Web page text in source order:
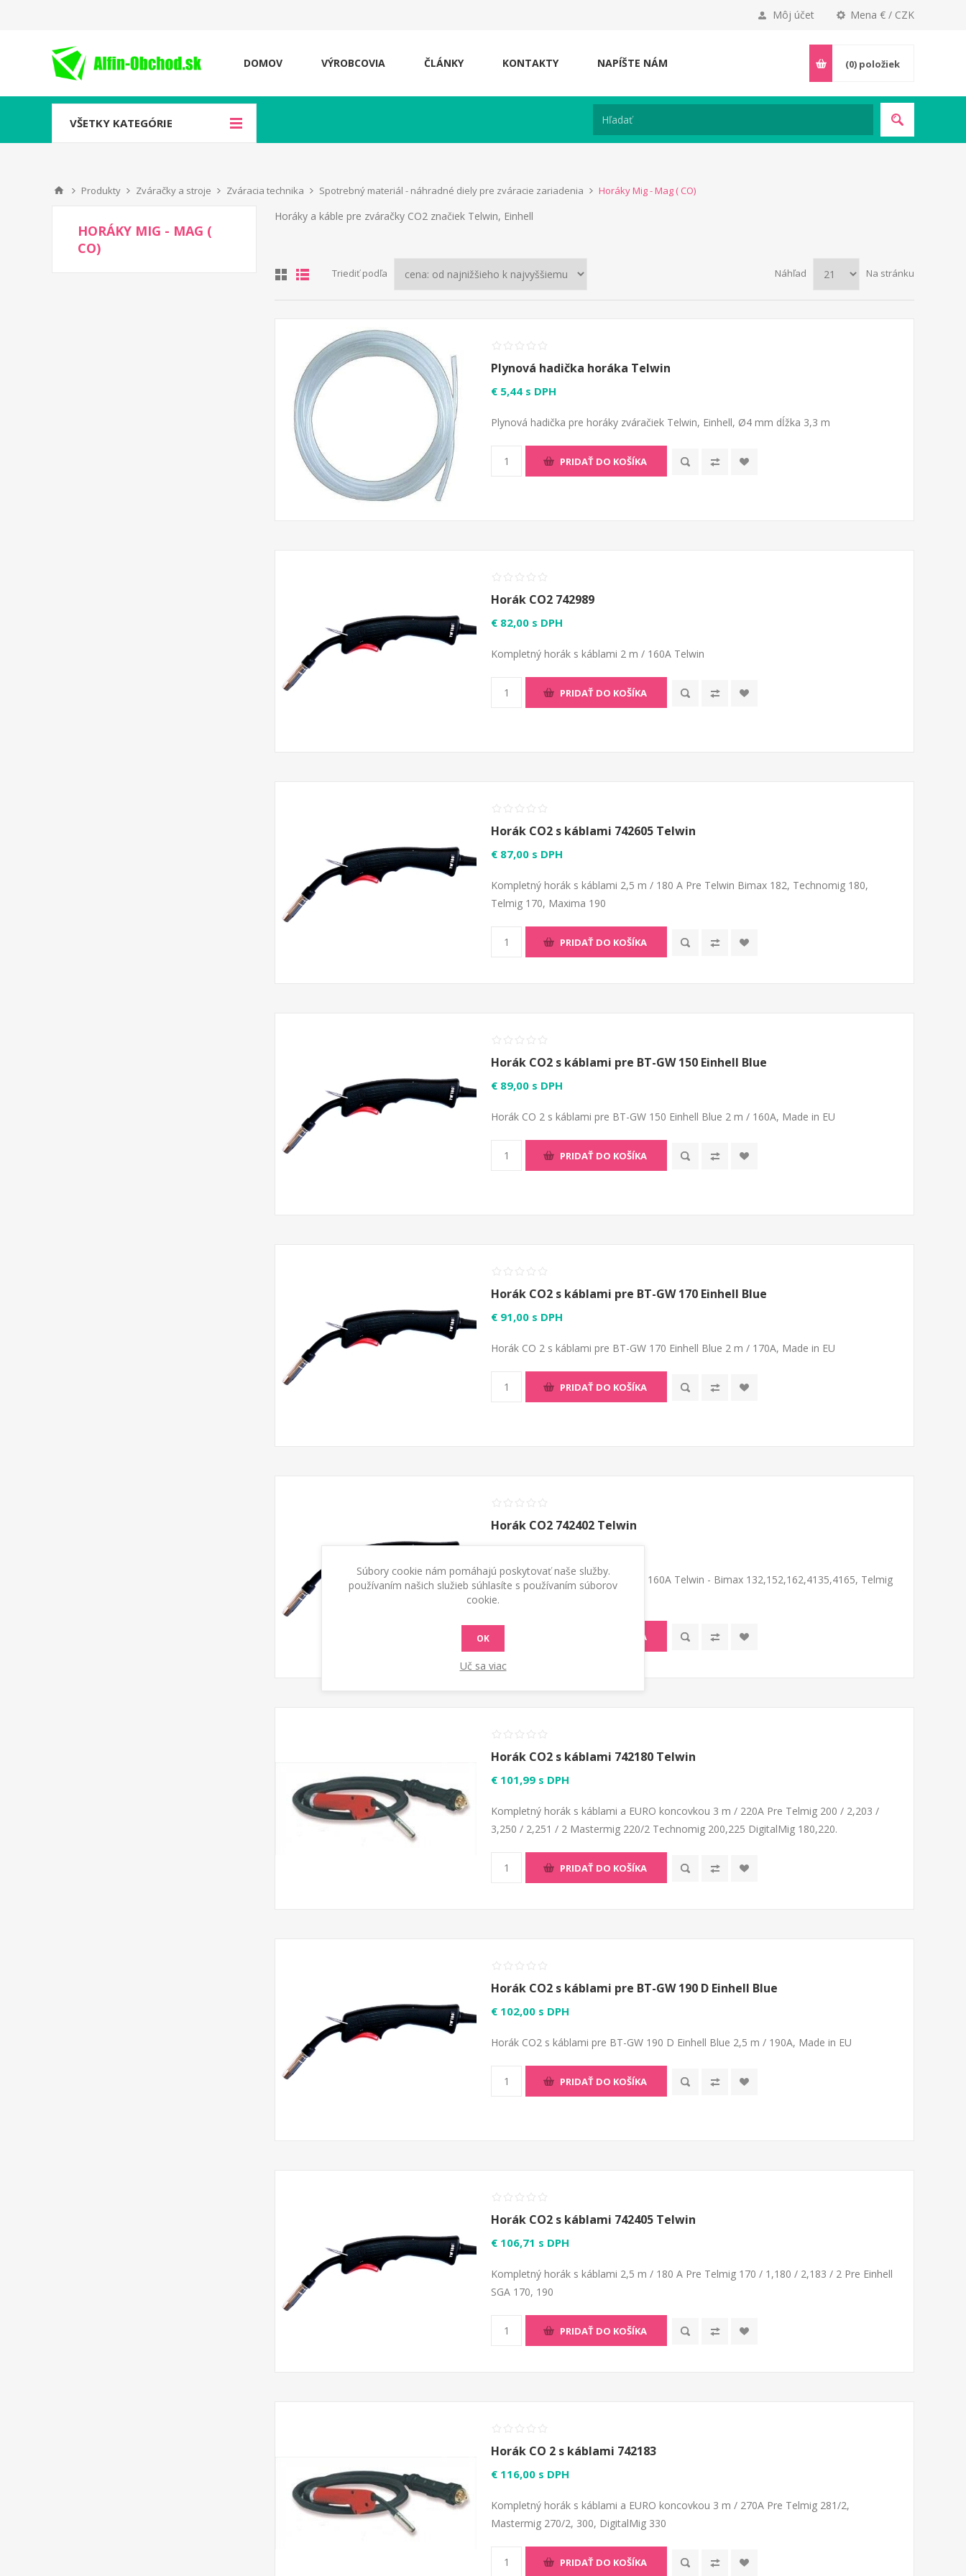
Mena € / CZK
Môj účet
DOMOV VÝROBCOVIA ČLÁNKY KONTAKTY NAPÍŠTE NÁM (0) položiek
VŠETKY KATEGÓRIE
Produkty Zváračky a stroje Zváracia technika Spotrebný materiál - náhradné diely pre zváracie zariadenia Horáky Mig - Mag ( CO)
Horáky a káble pre zváračky CO2 značiek Telwin, Einhell
Triediť podľa Náhľad Na stránku
Plynová hadička horáka Telwin
€ 5,44 s DPH
Plynová hadička pre horáky zváračiek Telwin, Einhell, Ø4 mm dĺžka 3,3 m
PRIDAŤ DO KOŠÍKA
Horák CO2 742989
€ 82,00 s DPH
Kompletný horák s káblami 2 m / 160A Telwin
PRIDAŤ DO KOŠÍKA
Horák CO2 s káblami 742605 Telwin
€ 87,00 s DPH
Kompletný horák s káblami 2,5 m / 180 A Pre Telwin Bimax 182, Technomig 180,
Telmig 170, Maxima 190
PRIDAŤ DO KOŠÍKA
Horák CO2 s káblami pre BT-GW 150 Einhell Blue
€ 89,00 s DPH
Horák CO 2 s káblami pre BT-GW 150 Einhell Blue 2 m / 160A, Made in EU
PRIDAŤ DO KOŠÍKA
Horák CO2 s káblami pre BT-GW 170 Einhell Blue
€ 91,00 s DPH
Horák CO 2 s káblami pre BT-GW 170 Einhell Blue 2 m / 170A, Made in EU
PRIDAŤ DO KOŠÍKA
Horák CO2 742402 Telwin
Kompletný horák s káblami 2 m / 160A Telwin - Bimax 132,152,162,4135,4165, Telmig
150, Einhell SGA 131,145,150.
PRIDAŤ DO KOŠÍKA
Horák CO2 s káblami 742180 Telwin
€ 101,99 s DPH
Kompletný horák s káblami a EURO koncovkou 3 m / 220A Pre Telmig 200 / 2,203 /
3,250 / 2,251 / 2 Mastermig 220/2 Technomig 200,225 DigitalMig 180,220.
PRIDAŤ DO KOŠÍKA
Horák CO2 s káblami pre BT-GW 190 D Einhell Blue
€ 102,00 s DPH
Horák CO2 s káblami pre BT-GW 190 D Einhell Blue 2,5 m / 190A, Made in EU
PRIDAŤ DO KOŠÍKA
Horák CO2 s káblami 742405 Telwin
€ 106,71 s DPH
Kompletný horák s káblami 2,5 m / 180 A Pre Telmig 170 / 1,180 / 2,183 / 2 Pre Einhell
SGA 170, 190
PRIDAŤ DO KOŠÍKA
Horák CO 2 s káblami 742183
€ 116,00 s DPH
Kompletný horák s káblami a EURO koncovkou 3 m / 270A Pre Telmig 281/2,
Mastermig 270/2, 300, DigitalMig 330
PRIDAŤ DO KOŠÍKA
HORÁKY MIG - MAG (
CO)
Súbory cookie nám pomáhajú poskytovať naše služby.
používaním našich služieb súhlasíte s používaním súborov
cookie.
OK
Uč sa viac